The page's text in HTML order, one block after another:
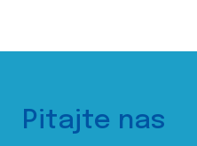
Pitajte nas